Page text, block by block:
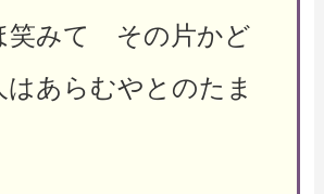
笑みて その片かど
はあらむやとのたま